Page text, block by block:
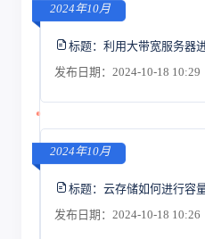
2024年10月
标题： 利用大带宽服务器
发布日期：2024-10-18 10:29
2024年10月
标题： 云存储如何进行容
发布日期：2024-10-18 10:26